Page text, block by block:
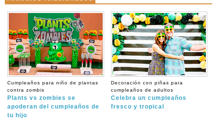
Cumpleaños para niño de plantas
contra zombis
Plants vs zombies se
apoderan del cumpleaños de
tu hijo
Decoración con piñas para
cumpleaños de adultos
Celebra un cumpleaños
fresco y tropical